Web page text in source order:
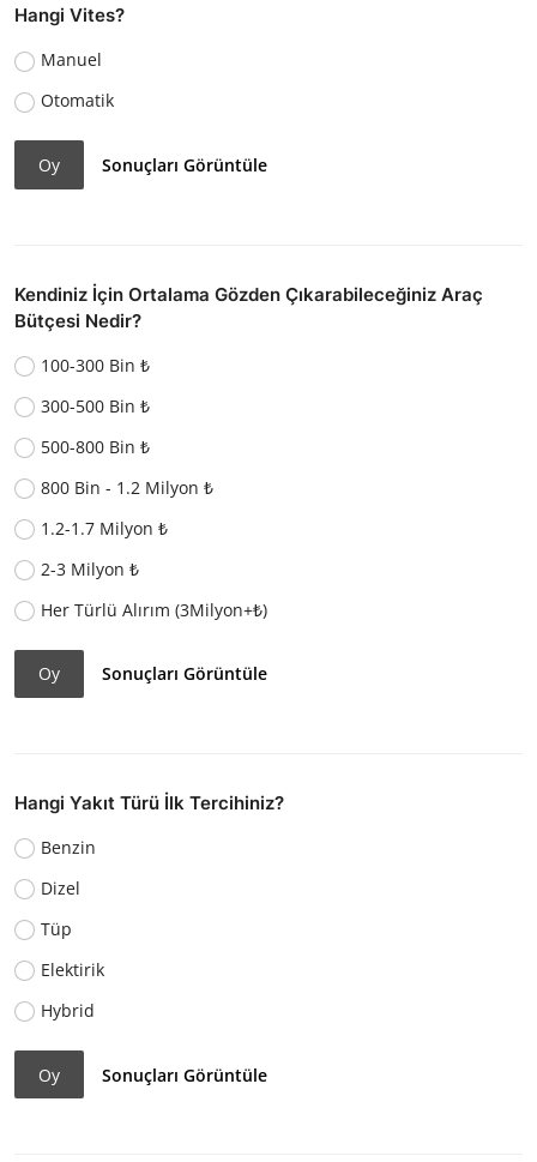
Hangi Vites?
Manuel
Otomatik
Oy Sonuçları Görüntüle
Kendiniz İçin Ortalama Gözden Çıkarabileceğiniz Araç
Bütçesi Nedir?
100-300 Bin ₺
300-500 Bin ₺
500-800 Bin ₺
800 Bin - 1.2 Milyon ₺
1.2-1.7 Milyon ₺
2-3 Milyon ₺
Her Türlü Alırım (3Milyon+₺)
Oy Sonuçları Görüntüle
Hangi Yakıt Türü İlk Tercihiniz?
Benzin
Dizel
Tüp
Elektirik
Hybrid
Oy Sonuçları Görüntüle